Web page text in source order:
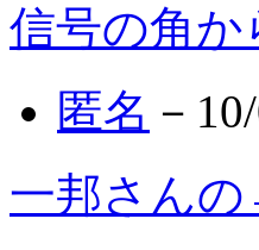
信号の角か
匿名 －
一邦さん